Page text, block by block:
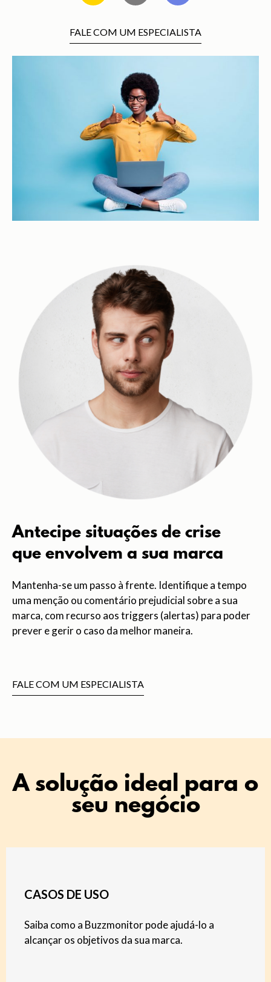
FALE COM UM ESPECIALISTA
Antecipe situações de crise
que envolvem a sua marca
Mantenha-se um passo à frente. Identifique a tempo
uma menção ou comentário prejudicial sobre a sua
marca, com recurso aos triggers (alertas) para poder
prever e gerir o caso da melhor maneira.
FALE COM UM ESPECIALISTA
A solução ideal para o
seu negócio
CASOS DE USO
Saiba como a Buzzmonitor pode ajudá-lo a
alcançar os objetivos da sua marca.